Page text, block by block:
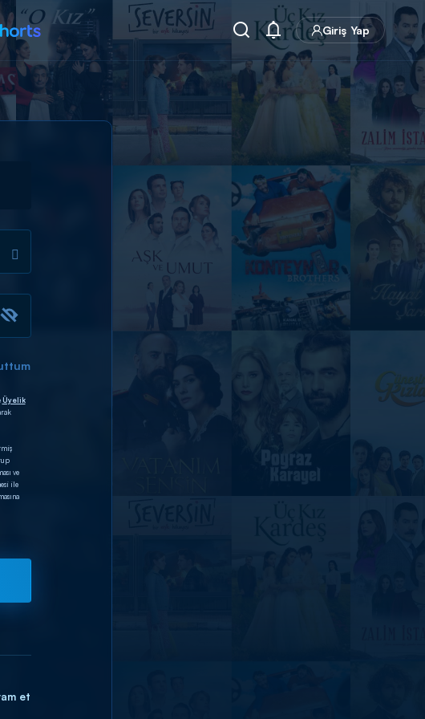
Giriş Yap
Üyelik
ve
ile
et